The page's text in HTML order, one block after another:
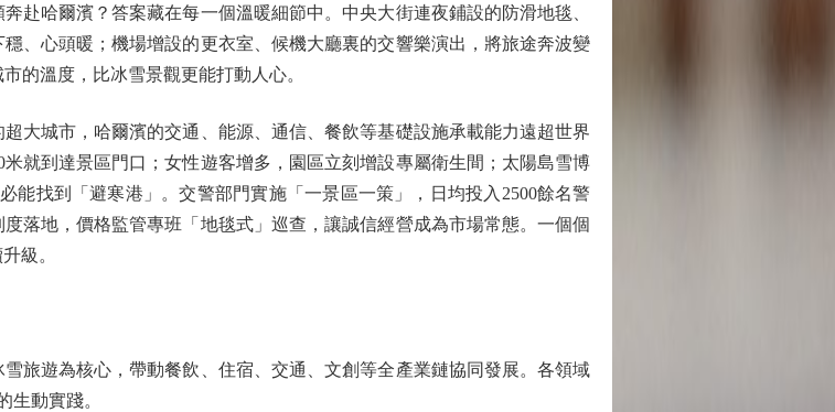
哈爾濱？答案藏在每一個溫暖細節中。中央大街連夜鋪設的防滑地毯、
、心頭暖；機場增設的更衣室、候機大廳裏的交響樂演出，將旅途奔波變
的溫度，比冰雪景觀更能打動人心。
城市，哈爾濱的交通、能源、通信、餐飲等基礎設施承載能力遠超世界
就到達景區門口；女性遊客增多，園區立刻增設專屬衛生間；太陽島雪博
能找到「避寒港」。交警部門實施「一景區一策」，日均投入2500餘名警
落地，價格監管專班「地毯式」巡查，讓誠信經營成為市場常態。一個個
級。
遊為核心，帶動餐飲、住宿、交通、文創等全產業鏈協同發展。各領域
生動實踐。